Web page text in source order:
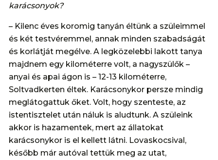
karácsonyok?
– Kilenc éves koromig tanyán éltünk a szüleimmel
és két testvéremmel, annak minden szabadságát
és korlátját megélve. A legközelebbi lakott tanya
majdnem egy kilométerre volt, a nagyszülők –
anyai és apai ágon is – 12-13 kilométerre,
Soltvadkerten éltek. Karácsonykor persze mindig
meglátogattuk őket. Volt, hogy szenteste, az
istentisztelet után náluk is aludtunk. A szüleink
akkor is hazamentek, mert az állatokat
karácsonykor is el kellett látni. Lovaskocsival,
később már autóval tettük meg az utat,